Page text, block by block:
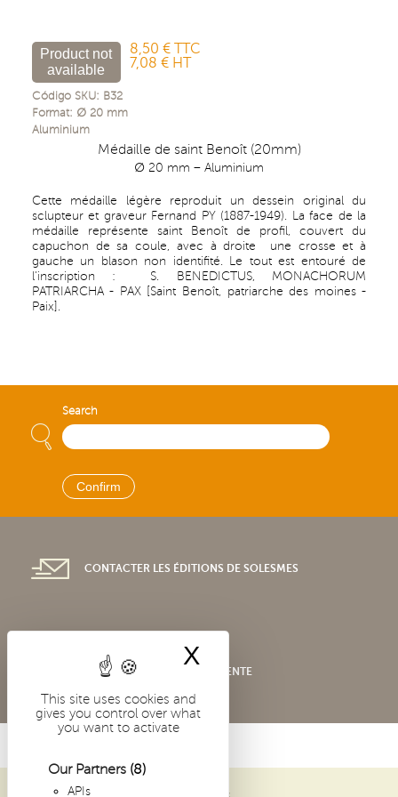
This site uses cookies and
gives you control over what
you want to activate
Our Partners (8)
APIs
X
8,50 € TTC
7,08 € HT
Código SKU: B32
Format: ∅ 20mm
Aluminium
Médaille de saint Benoît (20mm)
∅ 20 mm – Aluminium
Cette médaille légère reproduit un dessein original du
sclupteur et graveur Fernand PY (1887-1949). La face de la
médaille représente saint Benoît de profil, couvert du
capuchon de sa coule, avec à droite une crosse et à
gauche un blason non identifité. Le tout est entouré de
l'inscription : S. BENEDICTUS, MONACHORUM
PATRIARCHA - PAX [Saint Benoît, patriarche des moines -
Paix].
Search
CONTACTER LES ÉDITIONS DE SOLESMES
CONDITIONS GÉNÉRALES DE VENTE